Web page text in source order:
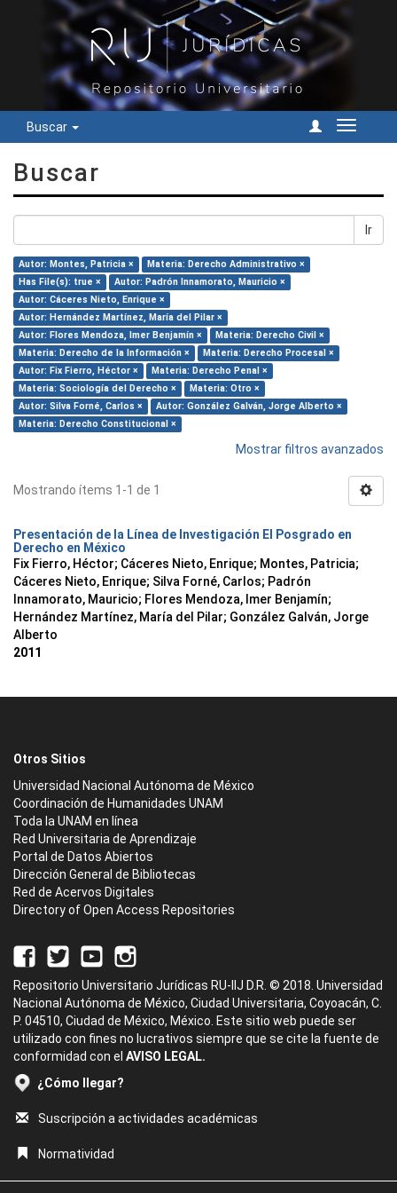
Buscar
Cambiar
Buscar
Ir
Autor: Montes, Patricia ×
Materia: Derecho Administrativo ×
Has File(s): true ×
Autor: Padrón Innamorato, Mauricio ×
Autor: Cáceres Nieto, Enrique ×
Autor: Hernández Martínez, María del Pilar ×
Autor: Flores Mendoza, Imer Benjamín ×
Materia: Derecho Civil ×
Materia: Derecho de la Información ×
Materia: Derecho Procesal ×
Autor: Fix Fierro, Héctor ×
Materia: Derecho Penal ×
Materia: Sociología del Derecho ×
Materia: Otro ×
Autor: Silva Forné, Carlos ×
Autor: González Galván, Jorge Alberto ×
Materia: Derecho Constitucional ×
Mostrar filtros avanzados
Mostrando ítems 1-1 de 1
Presentación de la Línea de Investigación El Posgrado en
Derecho en México
Fix Fierro, Héctor; Cáceres Nieto, Enrique; Montes, Patricia;
Cáceres Nieto, Enrique; Silva Forné, Carlos; Padrón
Innamorato, Mauricio; Flores Mendoza, Imer Benjamín;
Hernández Martínez, María del Pilar; González Galván, Jorge
Alberto
2011
Otros Sitios
Universidad Nacional Autónoma de México
Coordinación de Humanidades UNAM
Toda la UNAM en línea
Red Universitaria de Aprendizaje
Portal de Datos Abiertos
Dirección General de Bibliotecas
Red de Acervos Digitales
Directory of Open Access Repositories
Repositorio Universitario Jurídicas RU-IIJ D.R. © 2018. Universidad
Nacional Autónoma de México, Ciudad Universitaria, Coyoacán, C.
P. 04510, Ciudad de México, México. Este sitio web puede ser
utilizado con fines no lucrativos siempre que se cite la fuente de
conformidad con el AVISO LEGAL.
¿Cómo llegar?
Suscripción a actividades académicas
Normatividad